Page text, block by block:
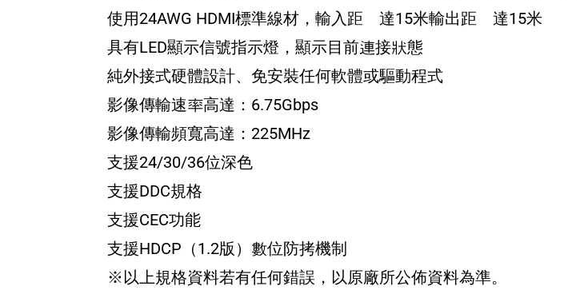
使用24AWG HDMI標準線材，輸入距離達15米輸出距離達15米
具有LED顯示信號指示燈，顯示目前連接狀態
純外接式硬體設計、免安裝任何軟體或驅動程式
影像傳輸速率高達：6.75Gbps
影像傳輸頻寬高達：225MHz
支援24/30/36位深色
支援DDC規格
支援CEC功能
支援HDCP（1.2版）數位防拷機制
※以上規格資料若有任何錯誤，以原廠所公佈資料為準。